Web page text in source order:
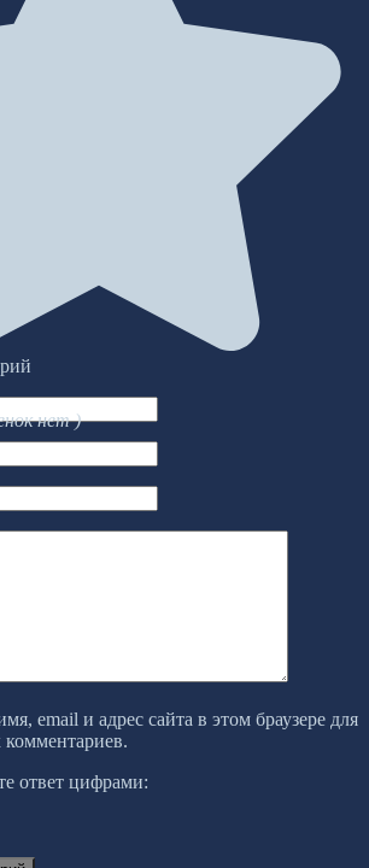
нет )
email и адрес сайта в этом браузере для
ответ цифрами: